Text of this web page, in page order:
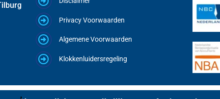
Privacy Voorwaarden
Algemene Voorwaarden
Klokkenluidersregeling